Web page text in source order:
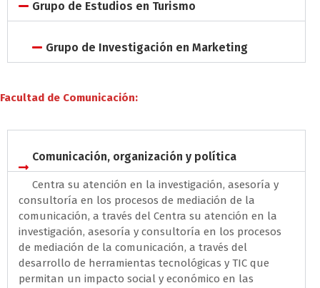
Grupo de Estudios en Turismo
Grupo de Investigación en Marketing
Facultad de Comunicación:
Comunicación, organización y política
Centra su atención en la investigación, asesoría y
consultoría en los procesos de mediación de la
comunicación, a través del Centra su atención en la
investigación, asesoría y consultoría en los procesos
de mediación de la comunicación, a través del
desarrollo de herramientas tecnológicas y TIC que
permitan un impacto social y económico en las